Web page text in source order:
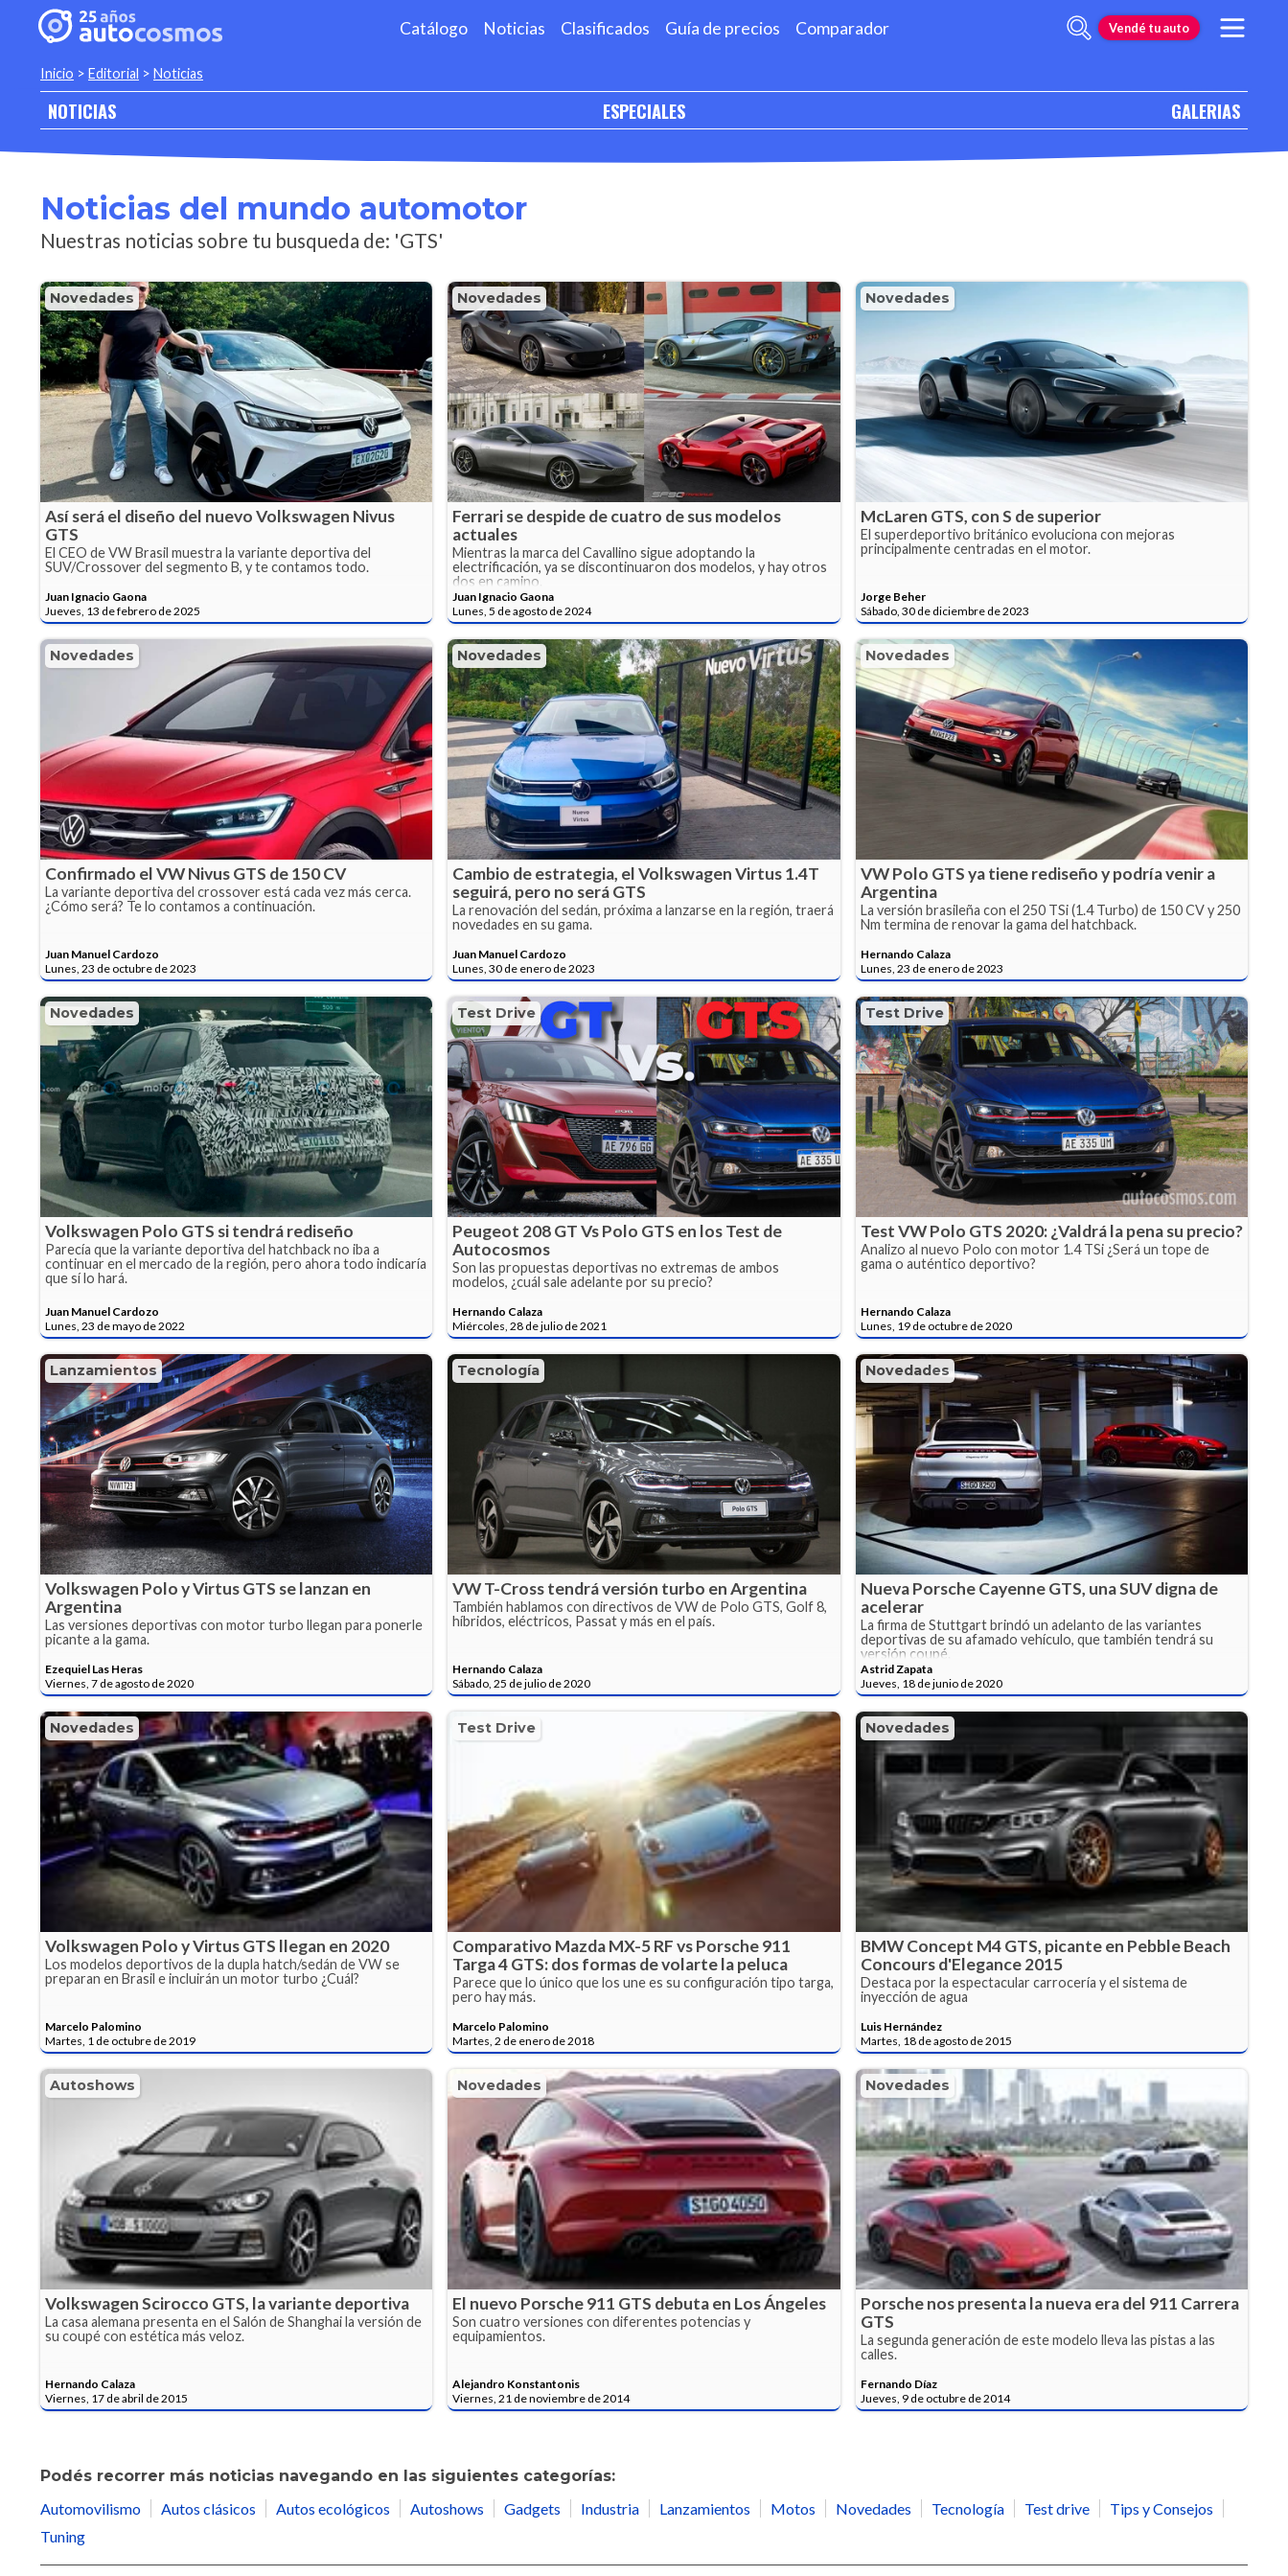
Catálogo Noticias Clasificados Guía de precios Comparador Vendé tu auto
Inicio > Editorial > Noticias
NOTICIAS ESPECIALES GALERIAS
Noticias del mundo automotor
Nuestras noticias sobre tu busqueda de: 'GTS'
Novedades
Así será el diseño del nuevo Volkswagen Nivus
GTS
El CEO de VW Brasil muestra la variante deportiva del
SUV/Crossover del segmento B, y te contamos todo.
Juan Ignacio Gaona
Jueves, 13 de febrero de 2025
Novedades
Ferrari se despide de cuatro de sus modelos
actuales
Mientras la marca del Cavallino sigue adoptando la
electrificación, ya se discontinuaron dos modelos, y hay otros
dos en camino.
Juan Ignacio Gaona
Lunes, 5 de agosto de 2024
Novedades
McLaren GTS, con S de superior
El superdeportivo británico evoluciona con mejoras
principalmente centradas en el motor.
Jorge Beher
Sábado, 30 de diciembre de 2023
Novedades
Confirmado el VW Nivus GTS de 150 CV
La variante deportiva del crossover está cada vez más cerca.
¿Cómo será? Te lo contamos a continuación.
Juan Manuel Cardozo
Lunes, 23 de octubre de 2023
Novedades
Cambio de estrategia, el Volkswagen Virtus 1.4T
seguirá, pero no será GTS
La renovación del sedán, próxima a lanzarse en la región, traerá
novedades en su gama.
Juan Manuel Cardozo
Lunes, 30 de enero de 2023
Novedades
VW Polo GTS ya tiene rediseño y podría venir a
Argentina
La versión brasileña con el 250 TSi (1.4 Turbo) de 150 CV y 250
Nm termina de renovar la gama del hatchback.
Hernando Calaza
Lunes, 23 de enero de 2023
Novedades
Volkswagen Polo GTS si tendrá rediseño
Parecía que la variante deportiva del hatchback no iba a
continuar en el mercado de la región, pero ahora todo indicaría
que sí lo hará.
Juan Manuel Cardozo
Lunes, 23 de mayo de 2022
Test Drive
Peugeot 208 GT Vs Polo GTS en los Test de
Autocosmos
Son las propuestas deportivas no extremas de ambos
modelos, ¿cuál sale adelante por su precio?
Hernando Calaza
Miércoles, 28 de julio de 2021
Test Drive
Test VW Polo GTS 2020: ¿Valdrá la pena su precio?
Analizo al nuevo Polo con motor 1.4 TSi ¿Será un tope de
gama o auténtico deportivo?
Hernando Calaza
Lunes, 19 de octubre de 2020
Lanzamientos
Volkswagen Polo y Virtus GTS se lanzan en
Argentina
Las versiones deportivas con motor turbo llegan para ponerle
picante a la gama.
Ezequiel Las Heras
Viernes, 7 de agosto de 2020
Tecnología
VW T-Cross tendrá versión turbo en Argentina
También hablamos con directivos de VW de Polo GTS, Golf 8,
híbridos, eléctricos, Passat y más en el país.
Hernando Calaza
Sábado, 25 de julio de 2020
Novedades
Nueva Porsche Cayenne GTS, una SUV digna de
acelerar
La firma de Stuttgart brindó un adelanto de las variantes
deportivas de su afamado vehículo, que también tendrá su
versión coupé.
Astrid Zapata
Jueves, 18 de junio de 2020
Novedades
Volkswagen Polo y Virtus GTS llegan en 2020
Los modelos deportivos de la dupla hatch/sedán de VW se
preparan en Brasil e incluirán un motor turbo ¿Cuál?
Marcelo Palomino
Martes, 1 de octubre de 2019
Test Drive
Comparativo Mazda MX-5 RF vs Porsche 911
Targa 4 GTS: dos formas de volarte la peluca
Parece que lo único que los une es su configuración tipo targa,
pero hay más.
Marcelo Palomino
Martes, 2 de enero de 2018
Novedades
BMW Concept M4 GTS, picante en Pebble Beach
Concours d'Elegance 2015
Destaca por la espectacular carrocería y el sistema de
inyección de agua
Luis Hernández
Martes, 18 de agosto de 2015
Autoshows
Volkswagen Scirocco GTS, la variante deportiva
La casa alemana presenta en el Salón de Shanghai la versión de
su coupé con estética más veloz.
Hernando Calaza
Viernes, 17 de abril de 2015
Novedades
El nuevo Porsche 911 GTS debuta en Los Ángeles
Son cuatro versiones con diferentes potencias y
equipamientos.
Alejandro Konstantonis
Viernes, 21 de noviembre de 2014
Novedades
Porsche nos presenta la nueva era del 911 Carrera
GTS
La segunda generación de este modelo lleva las pistas a las
calles.
Fernando Díaz
Jueves, 9 de octubre de 2014
Podés recorrer más noticias navegando en las siguientes categorías:
Automovilismo
Autos clásicos Autos ecológicos Autoshows Gadgets Industria Lanzamientos Motos Novedades Tecnología Test drive
Tips y Consejos
Tuning